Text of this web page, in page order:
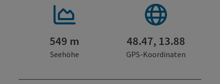
549 m
Seehöhe
48.47, 13.88
GPS-Koordinaten